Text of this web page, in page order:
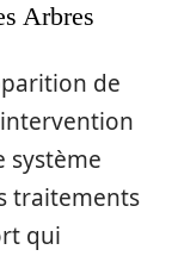
Arbres
de
système
traitements
qui